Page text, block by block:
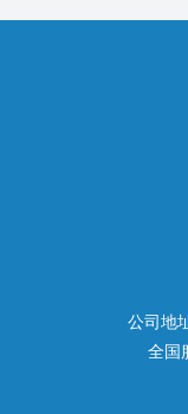
公司地
全国